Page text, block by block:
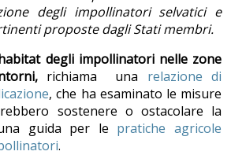
degli impollinatori selvatici e
proposte dagli Stati membri.
degli impollinatori nelle zone
richiama una relazione di
, che ha esaminato le misure
sostenere o ostacolare la
guida per le pratiche agricole
.